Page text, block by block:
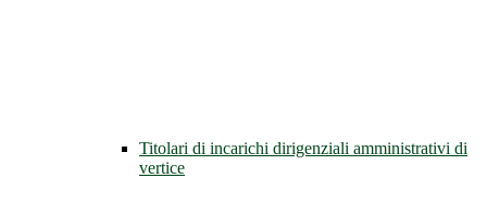
Titolari di incarichi dirigenziali amministrativi di
vertice